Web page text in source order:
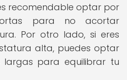
recomendable optar por
para no acortar
Por otro lado, si eres
alta, puedes optar
para equilibrar tu